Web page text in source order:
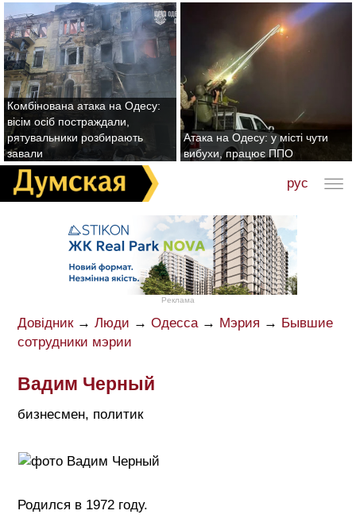
Комбінована атака на Одесу:
вісім осіб постраждали,
рятувальники розбирають
завали
Атака на Одесу: у місті чути
вибухи, працює ППО
рус
Реклама
Довідник→ Люди → Одесса → Мэрия → Бывшие
сотрудники мэрии
Вадим Черный
бизнесмен, политик
Родился в 1972 году.